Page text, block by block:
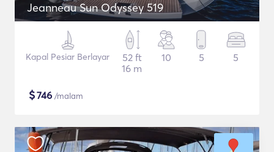
Jeanneau Sun Odyssey 519
Kapal Pesiar Berlayar
52 ft
16 m
10 5 5
$746 /malam